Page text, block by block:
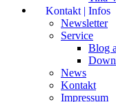
Kontakt | Infos
Newsletter
Service
Blog
News
Kontakt
Impressum